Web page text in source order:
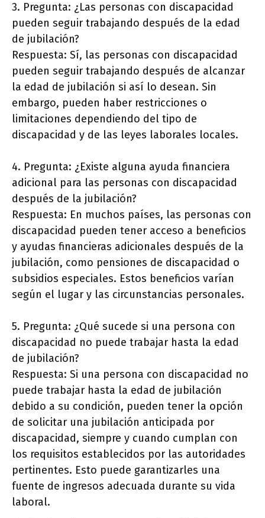
3. Pregunta: ¿Las personas con discapacidad
pueden seguir trabajando después de la edad
de jubilación?
Respuesta: Sí, las personas con discapacidad
pueden seguir trabajando después de alcanzar
la edad de jubilación si así lo desean. Sin
embargo, pueden haber restricciones o
limitaciones dependiendo del tipo de
discapacidad y de las leyes laborales locales.
4. Pregunta: ¿Existe alguna ayuda financiera
adicional para las personas con discapacidad
después de la jubilación?
Respuesta: En muchos países, las personas con
discapacidad pueden tener acceso a beneficios
y ayudas financieras adicionales después de la
jubilación, como pensiones de discapacidad o
subsidios especiales. Estos beneficios varían
según el lugar y las circunstancias personales.
5. Pregunta: ¿Qué sucede si una persona con
discapacidad no puede trabajar hasta la edad
de jubilación?
Respuesta: Si una persona con discapacidad no
puede trabajar hasta la edad de jubilación
debido a su condición, pueden tener la opción
de solicitar una jubilación anticipada por
discapacidad, siempre y cuando cumplan con
los requisitos establecidos por las autoridades
pertinentes. Esto puede garantizarles una
fuente de ingresos adecuada durante su vida
laboral.